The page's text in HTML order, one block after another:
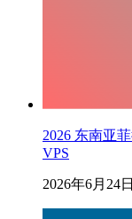
2026 东南亚
VPS
2026年6月24日